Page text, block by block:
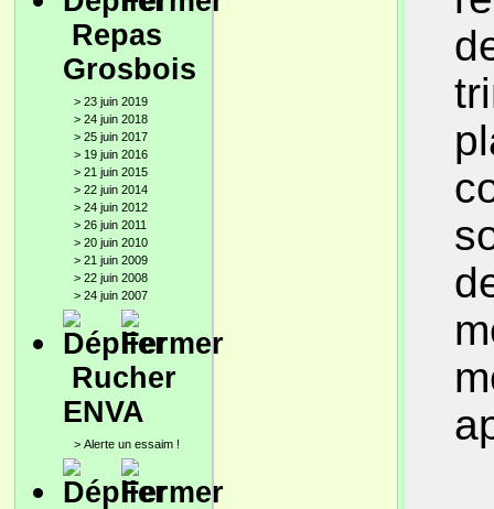
Repas
Grosbois
> 23 juin 2019
> 24 juin 2018
> 25 juin 2017
> 19 juin 2016
> 21 juin 2015
> 22 juin 2014
> 24 juin 2012
> 26 juin 2011
> 20 juin 2010
> 21 juin 2009
> 22 juin 2008
> 24 juin 2007
Rucher
ENVA
> Alerte un essaim !